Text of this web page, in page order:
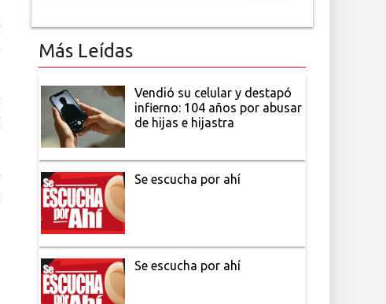
Más Leídas
Vendió su celular y destapó
infierno: 104 años por abusar
de hijas e hijastra
Se escucha por ahí
Se escucha por ahí